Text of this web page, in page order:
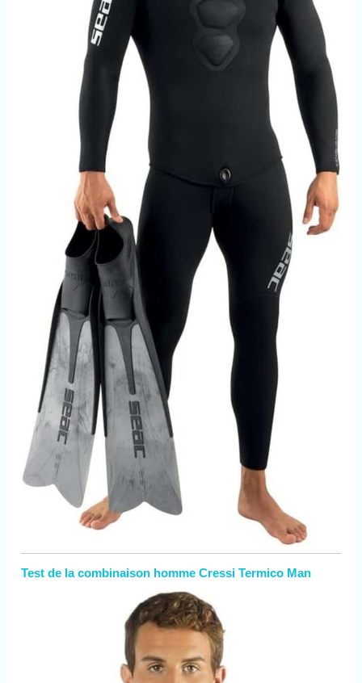
Test de la combinaison homme Cressi Termico Man